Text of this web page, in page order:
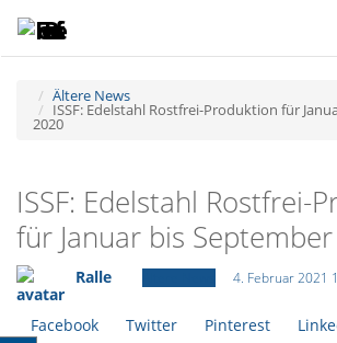
Ältere News
ISSF: Edelstahl Rostfrei-Produktion für
2020
ISSF: Edelstahl Rostfrei-
für Januar bis
Ralle 4. Februar 2021
Facebook Twitter Pinterest